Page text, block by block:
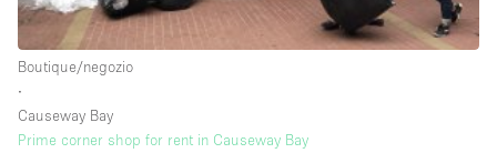
Sistema di sicurezza
Smoking Area
Spazio living
Boutique/negozio
∙
Causeway Bay
Prime corner shop for rent in Causeway Bay